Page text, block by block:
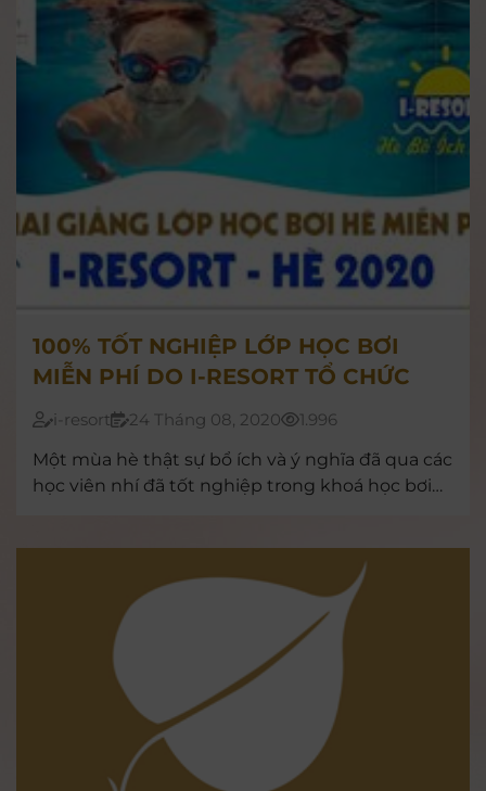
100% TỐT NGHIỆP LỚP HỌC BƠI
MIỄN PHÍ DO I-RESORT TỔ CHỨC
i-resort 24 Tháng 08, 2020
1.996
Một mùa hè thật sự bổ ích và ý nghĩa đã qua các
học viên nhí đã tốt nghiệp trong khoá học bơi